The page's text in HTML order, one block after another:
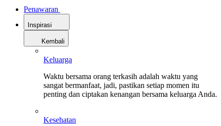
Penawaran
Inspirasi
Kembali
Keluarga
Waktu bersama orang terkasih adalah waktu yang
sangat bermanfaat, jadi, pastikan setiap momen itu
penting dan ciptakan kenangan bersama keluarga Anda.
Kesehatan